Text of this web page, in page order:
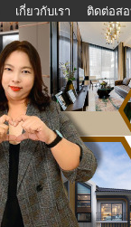
เกี่ยวกับเรา ติดต่อส